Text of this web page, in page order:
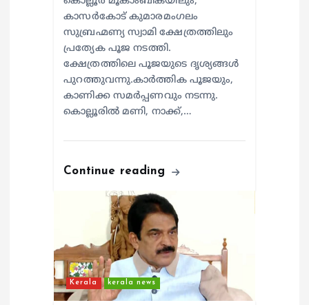
കാസർകോട് കുമാരമംഗലം
സുബ്രഹ്മണ്യ സ്വാമി ക്ഷേത്രത്തിലും
പ്രത്യേക പൂജ നടത്തി.
ക്ഷേത്രത്തിലെ പൂജയുടെ ദൃശ്യങ്ങൾ
പുറത്തുവന്നു.കാർത്തിക പൂജയും,
കാണിക്ക സമർപ്പണവും നടന്നു.
കൊല്ലൂരിൽ മണി, നാക്ക്,…
Continue reading
Kerala kerala news